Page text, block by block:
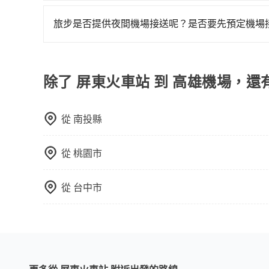
於您的預算、時間和行程安排。建議您提前了解
車上無乘客或已經在機場周邊，會盡快配合旅客乘
後，勢必需要空車返回，這也是叫計程車送機費
旅步是否提供夜間機場接送呢？是否要先預定機場
除了 屏東火車站 到 高雄機場，
從 南投縣
從桃園市
從 台中市